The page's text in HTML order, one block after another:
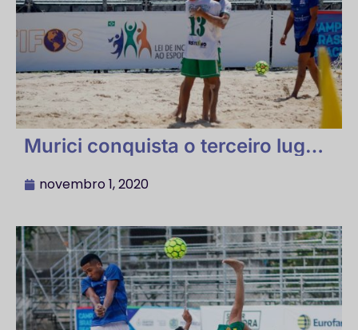
Murici conquista o terceiro lugar
Beach Soccer 2020
novembro 1, 2020